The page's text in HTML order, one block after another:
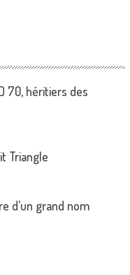
70, héritiers des
Triangle
d’un grand nom